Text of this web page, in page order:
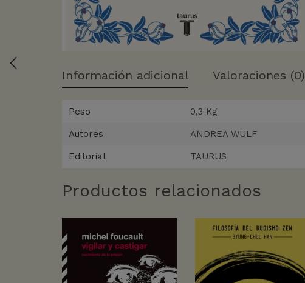
Información adicional Valoraciones (0)
Peso 0,3 Kg
Autores ANDREA WULF
Editorial TAURUS
Productos relacionados